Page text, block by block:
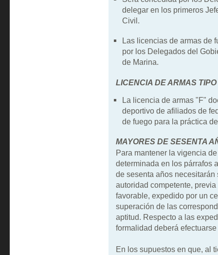
delegar en los primeros
Civil.
Las licencias de armas de
por los Delegados del
de Marina.
LICENCIA DE ARMAS
La licencia de armas "F"
deportivo de afiliados de
de fuego para la práctica
MAYORES DE SESENTA
Para mantener la vigencia
determinada en los párrafos
de sesenta años
autoridad competente,
favorable, expedido por un
superación de las
aptitud. Respecto a las
formalidad deberá
En los supuestos en que, al